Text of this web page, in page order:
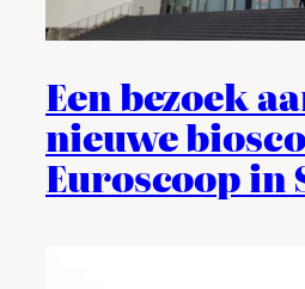
Een bezoek
nieuwe
Euroscoop in